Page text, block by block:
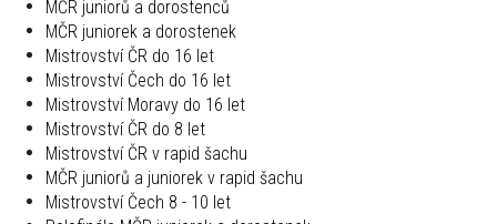
MČR juniorů a dorostenců
MČR juniorek a dorostenek
Mistrovství ČR do 16 let
Mistrovství Čech do 16 let
Mistrovství Moravy do 16 let
Mistrovství ČR do 8 let
Mistrovství ČR v rapid šachu
MČR juniorů a juniorek v rapid šachu
Mistrovství Čech 8 - 10 let